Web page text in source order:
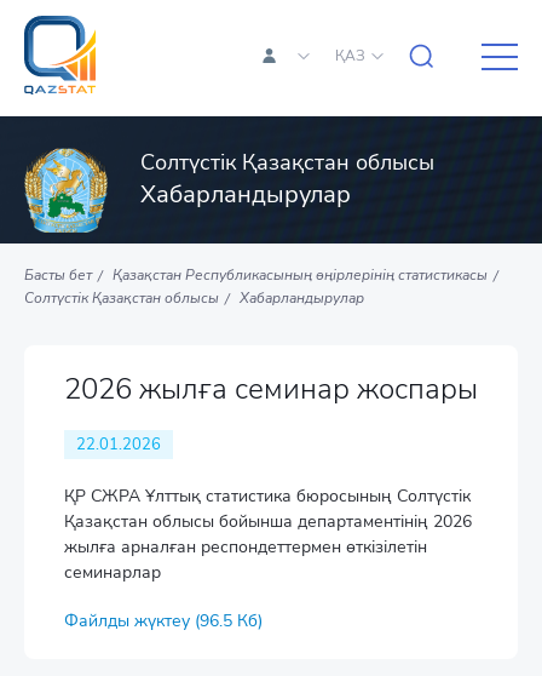
ҚАЗ
Солтүстік Қазақстан облысы
Хабарландырулар
Басты бет
Қазақстан Республикасының өңірлерінің статистикасы
Солтүстік Қазақстан облысы
Хабарландырулар
2026 жылға семинар жоспары
22.01.2026
ҚР СЖРА Ұлттық статистика бюросының Солтүстік
Қазақстан облысы бойынша департаментінің 2026
жылға арналған респондеттермен өткізілетін
семинарлар
Файлды жүктеу (96.5 Кб)